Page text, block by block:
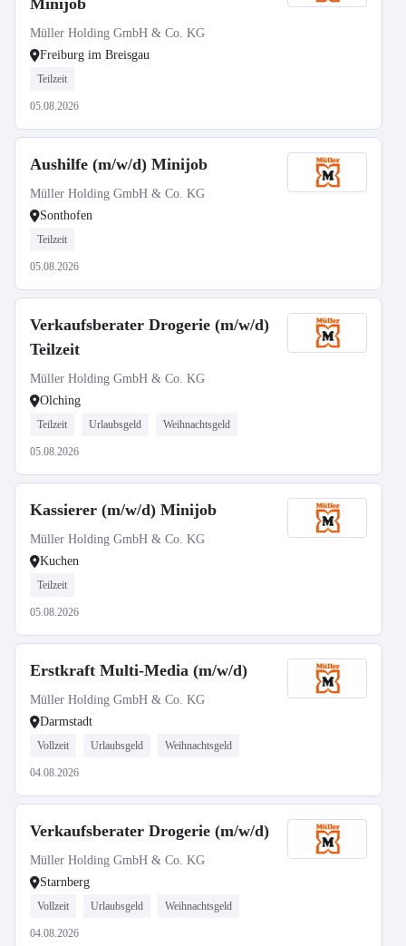
Minijob
Müller Holding GmbH & Co. KG
Freiburg im Breisgau
Teilzeit
05.08.2026
Aushilfe (m/w/d) Minijob
Müller Holding GmbH & Co. KG
Sonthofen
Teilzeit
05.08.2026
Verkaufsberater Drogerie (m/w/d)
Teilzeit
Müller Holding GmbH & Co. KG
Olching
Teilzeit Urlaubsgeld Weihnachtsgeld
05.08.2026
Kassierer (m/w/d) Minijob
Müller Holding GmbH & Co. KG
Kuchen
Teilzeit
05.08.2026
Erstkraft Multi-Media (m/w/d)
Müller Holding GmbH & Co. KG
Darmstadt
Vollzeit Urlaubsgeld Weihnachtsgeld
04.08.2026
Verkaufsberater Drogerie (m/w/d)
Müller Holding GmbH & Co. KG
Starnberg
Vollzeit Urlaubsgeld Weihnachtsgeld
04.08.2026